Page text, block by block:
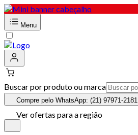
Menu
Buscar por produto ou marca
Compre pelo WhatsApp: (21) 97971-2181
Ver ofertas para a região